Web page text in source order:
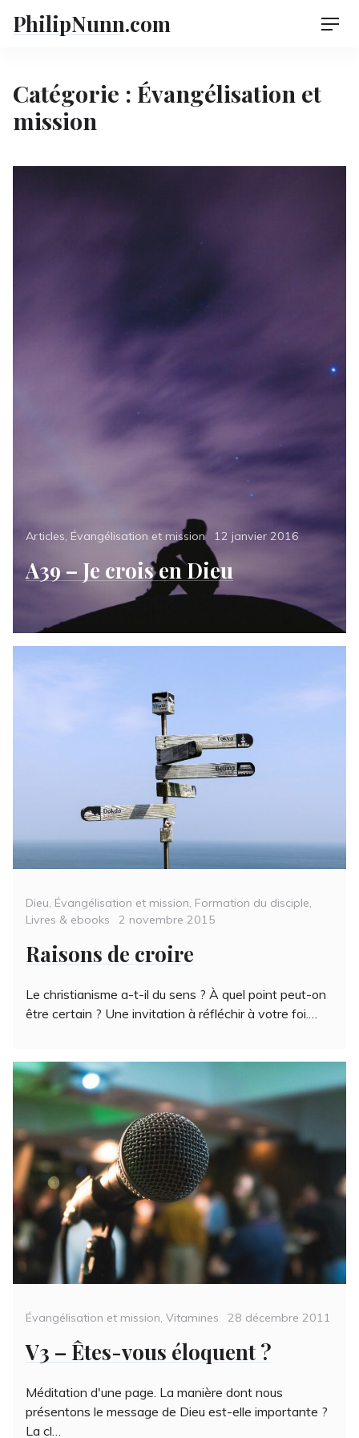
PhilipNunn.com
Catégorie : Évangélisation et
mission
Categories
Articles, Évangélisation et mission
Posted
on
12 janvier 2016
A39 – Je crois en Dieu
Categories
Dieu, Évangélisation et mission, Formation du disciple,
Livres & ebooks
Posted
2 novembre 2015
Raisons de croire
Le christianisme a-t-il du sens ? À quel point peut-on
être certain ? Une invitation à réfléchir à votre foi.…
Categories
Évangélisation et mission, Vitamines
Posted
28 décembre 2011
V3 – Êtes-vous éloquent ?
Méditation d'une page. La manière dont nous
présentons le message de Dieu est-elle importante ?
La cl…